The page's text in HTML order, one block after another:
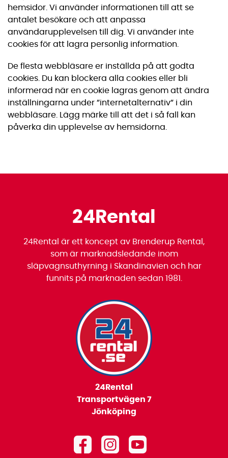
hemsidor. Vi använder informationen till att se
antalet besökare och att anpassa
användarupplevelsen till dig. Vi använder inte
cookies för att lagra personlig information.
De flesta webbläsare er inställda på att godta
cookies. Du kan blockera alla cookies eller bli
informerad när en cookie lagras genom att ändra
inställningarna under ”internetalternativ” i din
webbläsare. Lägg märke till att det i så fall kan
påverka din upplevelse av hemsidorna.
24Rental
24Rental är ett koncept av Brenderup Rental,
som är marknadsledande inom
släpvagnsuthyrning i Skandinavien och har
funnits på marknaden sedan 1981.
24Rental
Transportvägen 7
Jönköping